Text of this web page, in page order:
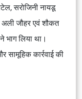
सरोजिनी नायडू
जौहर एवं शौकत
भाग लिया था।
सामूहिक कार्रवाई की